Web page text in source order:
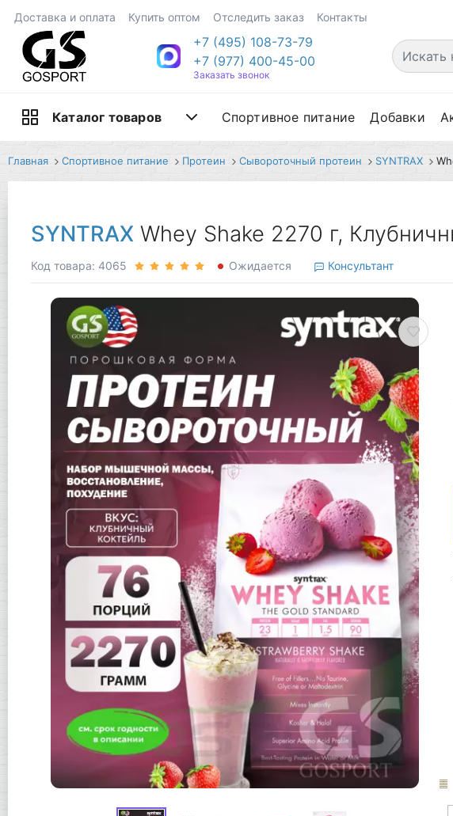
Доставка и оплата Купить оптом Отследить заказ Контакты
+7 (495) 108-73-79
+7 (977) 400-45-00
Заказать звонок
Каталог товаров Спортивное питание Добавки
Главная Спортивное питание Протеин Сывороточный протеин SYNTRAX
SYNTRAX Whey Shake 2270 г,
Код товара: 4065 Ожидается Консультант